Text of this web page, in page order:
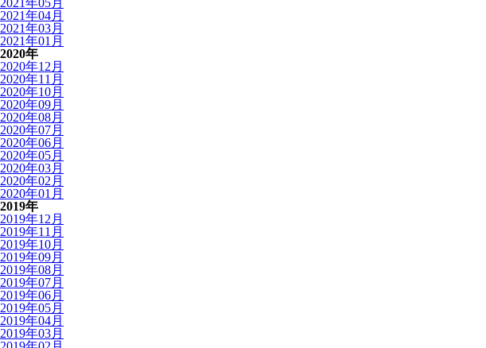
2021年05月
2021年04月
2021年03月
2021年01月
2020年
2020年12月
2020年11月
2020年10月
2020年09月
2020年08月
2020年07月
2020年06月
2020年05月
2020年03月
2020年02月
2020年01月
2019年
2019年12月
2019年11月
2019年10月
2019年09月
2019年08月
2019年07月
2019年06月
2019年05月
2019年04月
2019年03月